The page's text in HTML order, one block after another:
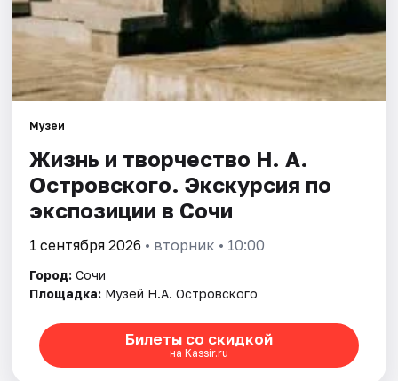
Музеи
Жизнь и творчество Н. А.
Островского. Экскурсия по
экспозиции в Сочи
1 сентября 2026 • вторник • 10:00
Город: Сочи
Площадка: Музей Н.А. Островского
Билеты со скидкой
на Kassir.ru